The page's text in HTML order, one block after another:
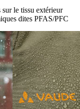
sur le tissu extérieur
dites PFAS/PFC